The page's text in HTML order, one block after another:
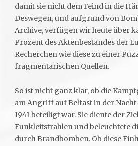
damit sie nicht dem Feind in die
Deswegen, und aufgrund von
Archive, verfügen wir heute über
Prozent des Aktenbestandes der
Recherchen wie diese zu einer
fragmentarischen Quellen.
So ist nicht ganz klar, ob die
am Angriff auf Belfast in der Nacht
1941 beteiligt war. Sie diente der
Funkleitstrahlen und beleuchtete
durch Brandbomben. Ob diese